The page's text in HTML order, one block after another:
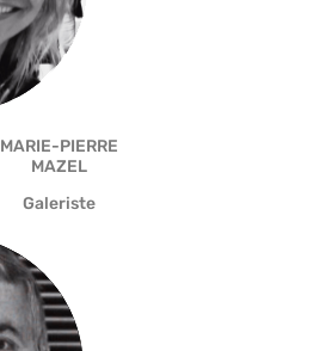
MARIE-PIERRE
MAZEL
Galeriste